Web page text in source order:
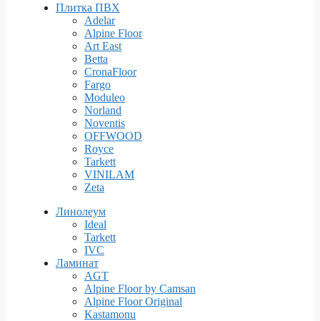
Плитка ПВХ
Adelar
Alpine Floor
Art East
Betta
CronaFloor
Fargo
Moduleo
Norland
Noventis
OFFWOOD
Royce
Tarkett
VINILAM
Zeta
Линолеум
Ideal
Tarkett
IVC
Ламинат
AGT
Alpine Floor by Camsan
Alpine Floor Original
Kastamonu